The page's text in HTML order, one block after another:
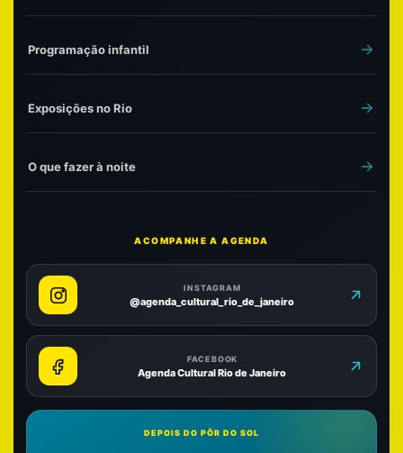
Programação infantil
Exposições no Rio
O que fazer à noite
ACOMPANHE A AGENDA
INSTAGRAM
@agenda_cultural_rio_de_janeiro
FACEBOOK
Agenda Cultural Rio de Janeiro
DEPOIS DO PÔR DO SOL